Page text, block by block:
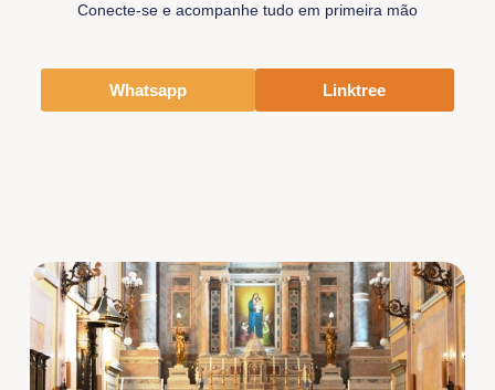
Conecte-se e acompanhe tudo em primeira mão
Whatsapp Linktree